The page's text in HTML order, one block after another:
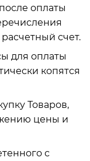
оплаты
счет.
для оплаты
копятся
Товаров,
цены и
с